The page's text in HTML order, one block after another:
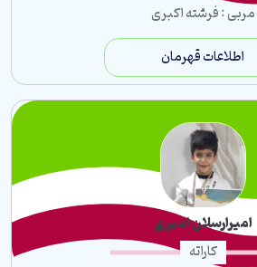
مربی : فرشته اکبری
اطلاعات قهرمان
امیرارسلان امیری
کاراته